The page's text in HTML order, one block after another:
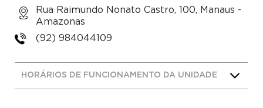
Rua Raimundo Nonato Castro, 100, Manaus -
Amazonas
(92) 984044109
HORÁRIOS DE FUNCIONAMENTO DA UNIDADE